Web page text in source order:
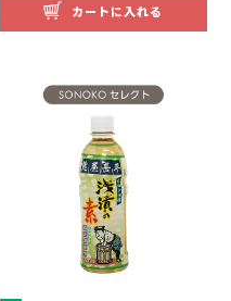
カートに入れる